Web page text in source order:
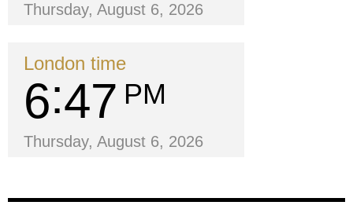
Thursday, August 6, 2026
London time
6 47 PM
Thursday, August 6, 2026